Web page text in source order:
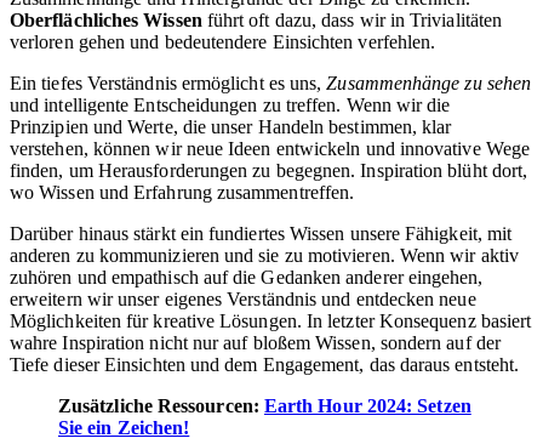
Oberflächliches Wissen führt oft dazu, dass wir in Trivialitäten
verloren gehen und bedeutendere Einsichten verfehlen.
Ein tiefes Verständnis ermöglicht es uns,Zusammenhänge zu sehen
und intelligente Entscheidungen zu treffen. Wenn wir die
Prinzipien und Werte, die unser Handeln bestimmen, klar
verstehen, können wir neue Ideen entwickeln und innovative Wege
finden, um Herausforderungen zu begegnen. Inspiration blüht dort,
wo Wissen und Erfahrung zusammentreffen.
Darüber hinaus stärkt ein fundiertes Wissen unsere Fähigkeit, mit
anderen zu kommunizieren und sie zu motivieren. Wenn wir aktiv
zuhören und empathisch auf die Gedanken anderer eingehen,
erweitern wir unser eigenes Verständnis und entdecken neue
Möglichkeiten für kreative Lösungen. In letzter Konsequenz basiert
wahre Inspiration nicht nur auf bloßem Wissen, sondern auf der
Tiefe dieser Einsichten und dem Engagement, das daraus entsteht.
Zusätzliche Ressourcen: Earth Hour 2024: Setzen
Sie ein Zeichen!